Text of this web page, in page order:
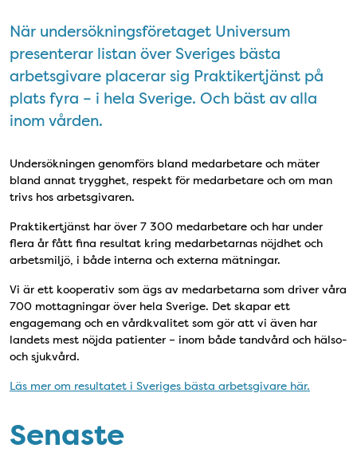
När undersökningsföretaget Universum
presenterar listan över Sveriges bästa
arbetsgivare placerar sig Praktikertjänst på
plats fyra – i hela Sverige. Och bäst av alla
inom vården.
Undersökningen genomförs bland medarbetare och mäter
bland annat trygghet, respekt för medarbetare och om man
trivs hos arbetsgivaren.
Praktikertjänst har över 7 300 medarbetare och har under
flera år fått fina resultat kring medarbetarnas nöjdhet och
arbetsmiljö, i både interna och externa mätningar.
Vi är ett kooperativ som ägs av medarbetarna som driver våra
700 mottagningar över hela Sverige. Det skapar ett
engagemang och en vårdkvalitet som gör att vi även har
landets mest nöjda patienter – inom både tandvård och hälso-
och sjukvård.
Läs mer om resultatet i Sveriges bästa arbetsgivare här.
Senaste